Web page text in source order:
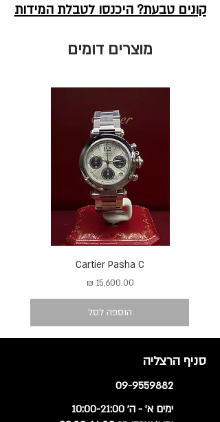
קונים טבעת? היכנסו לטבלת המידות
מוצרים דומים
Cartier Pasha C
מחיר
הוספה לסל
סניף הרצליה
09-9559882
ימים א' - ה' 10:00-21:00